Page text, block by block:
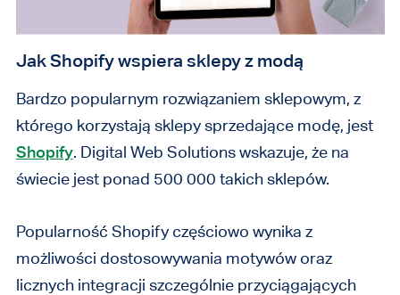
Jak Shopify wspiera sklepy z modą
Bardzo popularnym rozwiązaniem sklepowym, z
którego korzystają sklepy sprzedające modę, jest
Shopify. Digital Web Solutions wskazuje, że na
świecie jest ponad 500 000 takich sklepów.
Popularność Shopify częściowo wynika z
możliwości dostosowywania motywów oraz
licznych integracji szczególnie przyciągających